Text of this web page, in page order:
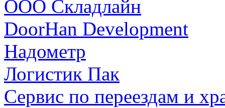
ООО Складлайн
DoorHan Development
Надометр
Логистик Пак
Сервис по переездам и